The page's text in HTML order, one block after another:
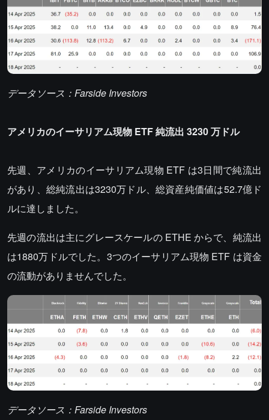
データソース：Farside Investors
アメリカのイーサリアム現物 ETF 純流出 3230 万ドル
先週、アメリカのイーサリアム現物 ETF は3日間で純流出
があり、総純流出は3230万ドル、総資産純価値は52.7億ド
ルに達しました。
先週の流出は主にグレースケールの ETHE からで、純流出
は1880万ドルでした。3つのイーサリアム現物 ETF は資金
の流動がありませんでした。
データソース：Farside Investors